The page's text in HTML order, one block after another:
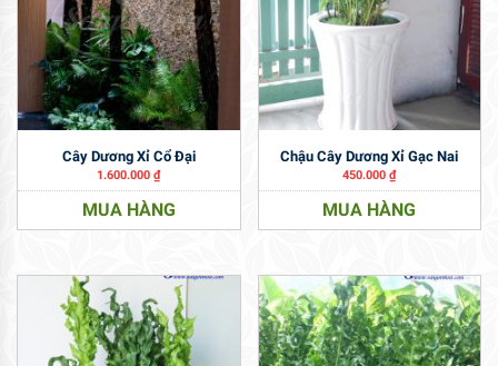
Cây Dương Xỉ Cổ Đại
1.600.000₫
MUA HÀNG
Chậu Cây Dương Xỉ Gạc Nai
450.000₫
MUA HÀNG